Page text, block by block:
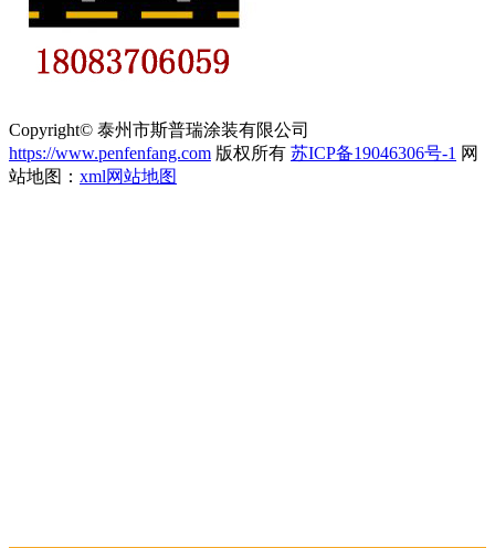
Copyright© 泰州市斯普瑞涂装有限公司
https://www.penfenfang.com 版权所有 苏ICP备19046306号-1 网
站地图： xml网站地图